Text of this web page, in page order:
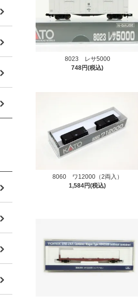
8023 レサ5000
748円(税込)
8060 ワ12000（2両入）
1,584円(税込)